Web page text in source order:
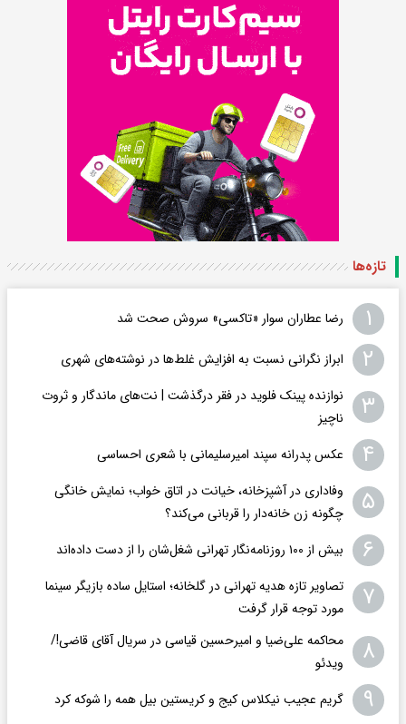
تازه‌ها
۱ رضا عطاران سوار «تاکسی» سروش صحت شد
۲ ابراز نگرانی نسبت به افزایش غلط‌ها در نوشته‌های شهری
۳
نوازنده پینک فلوید در فقر درگذشت | نت‌های ماندگار و ثروت
ناچیز
۴ عکس پدرانه سپند امیرسلیمانی با شعری احساسی
۵
وفاداری در آشپزخانه، خیانت در اتاق خواب؛ نمایش خانگی
چگونه زن خانه‌دار را قربانی می‌کند؟
۶ بیش از ۱۰۰ روزنامه‌نگار تهرانی شغل‌شان را از دست داده‌اند
۷
تصاویر تازه هدیه تهرانی در گلخانه؛ استایل ساده بازیگر سینما
مورد توجه قرار گرفت
۸
محاکمه علی‌ضیا و امیرحسین قیاسی در سریال آقای قاضی!/
ویدئو
۹ گریم عجیب نیکلاس کیج و کریستین بیل همه را شوکه کرد